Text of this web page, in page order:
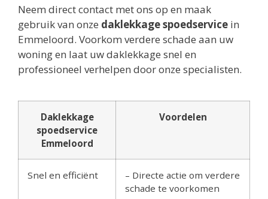
Neem direct contact met ons op en maak
gebruik van onze daklekkage spoedservice in
Emmeloord. Voorkom verdere schade aan uw
woning en laat uw daklekkage snel en
professioneel verhelpen door onze specialisten.
Daklekkage
spoedservice
Emmeloord
Voordelen
Snel en efficiënt
– Directe actie om verdere
schade te voorkomen